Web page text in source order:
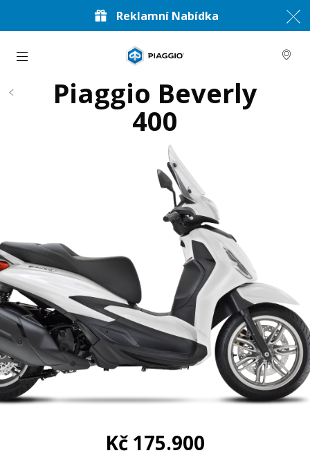
Reklamní Nabídka
Přejít na hlavní obsah
Piaggio Beverly
400
Kč 175.900